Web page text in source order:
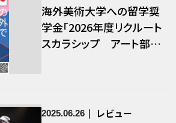
海外美術大学への留学奨
学金「2026年度リクルート
スカラシップ アート部門」
2025.06.26 レビュー